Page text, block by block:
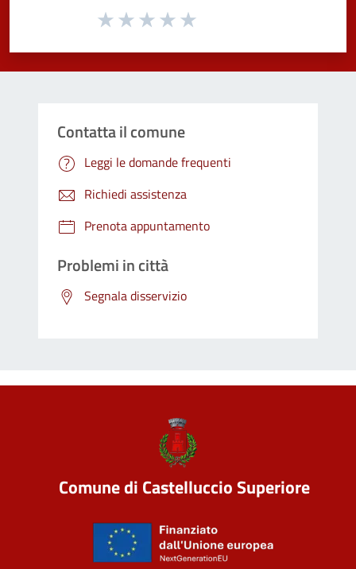
Valuta da 1 a 5 stelle la pagina
Contatta il comune
Leggi le domande frequenti
Richiedi assistenza
Prenota appuntamento
Problemi in città
Segnala disservizio
Comune di Castelluccio Superiore